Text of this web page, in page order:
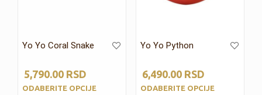
Yo Yo Coral Snake
5,790.00 RSD
ODABERITE OPCIJE
Yo Yo Python
6,490.00RSD
ODABERITE OPCIJE